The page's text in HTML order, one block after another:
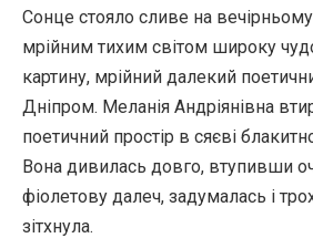
Сонце стояло сливе на
мрійним тихим світом широку
картину, мрійний далекий
Дніпром. Меланія Андріянівна
поетичний простір в сяєві
Вона дивилась довго, втупивши
фіолетову далеч, задумалась і
зітхнула.